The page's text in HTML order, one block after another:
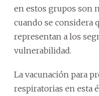
en estos grupos son
cuando se considera
representan a los
vulnerabilidad.
La vacunación para
respiratorias en esta